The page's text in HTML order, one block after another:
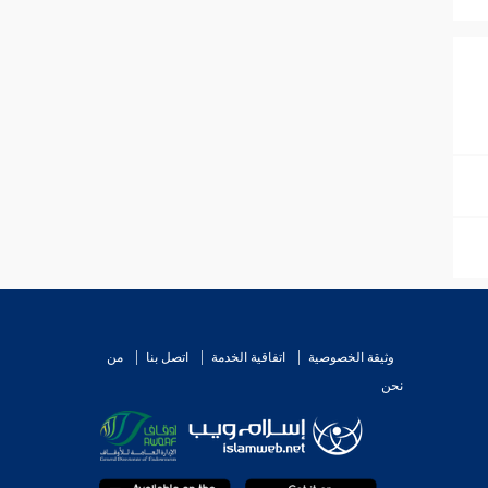
وثيقة الخصوصية اتفاقية الخدمة اتصل بنا
من
نحن